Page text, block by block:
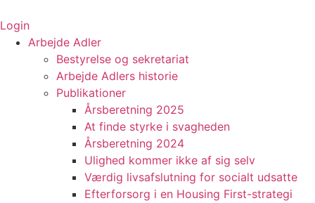
til
indhold
Login
Arbejde Adler
Bestyrelse og sekretariat
Arbejde Adlers historie
Publikationer
Årsberetning 2025
At finde styrke i svagheden
Årsberetning 2024
Ulighed kommer ikke af sig selv
Værdig livsafslutning for socialt udsatte
Efterforsorg i en Housing First-strategi